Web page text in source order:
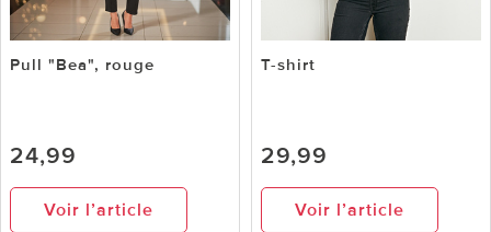
Pull "Bea", rouge
24,99
Voir l’article
T-shirt
29,99
Voir l’article